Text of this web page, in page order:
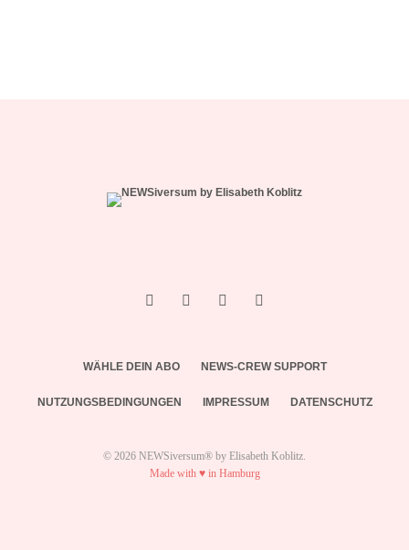
WÄHLE DEIN ABO NEWS-CREW SUPPORT
NUTZUNGSBEDINGUNGEN IMPRESSUM DATENSCHUTZ
© 2026 NEWSiversum® by Elisabeth Koblitz.
Made with ♥ in Hamburg